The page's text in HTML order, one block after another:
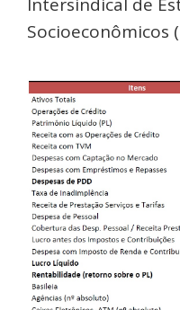
Socioeconômicos